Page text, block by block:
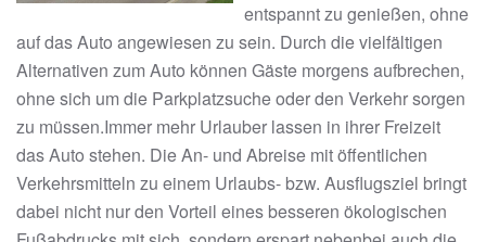
entspannt zu genießen, ohne
auf das Auto angewiesen zu sein. Durch die vielfältigen
Alternativen zum Auto können Gäste morgens aufbrechen,
ohne sich um die Parkplatzsuche oder den Verkehr sorgen
zu müssen.Immer mehr Urlauber lassen in ihrer Freizeit
das Auto stehen. Die An- und Abreise mit öffentlichen
Verkehrsmitteln zu einem Urlaubs- bzw. Ausflugsziel bringt
dabei nicht nur den Vorteil eines besseren ökologischen